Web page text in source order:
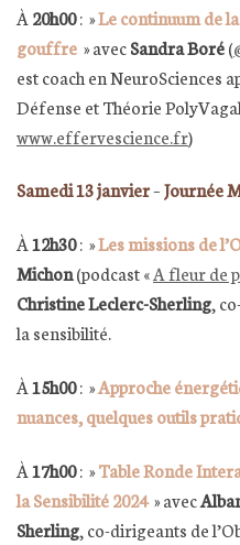
À 20h00: »Le continuum de
gouffre »avecSandra Boré(
est coach en NeuroSciences
Défense et Théorie
www.effervescience.fr)
Samedi 13 janvier–Journée
À 12h30: »Les missions de
Michon(podcast «A fleur de
Christine Leclerc-Sherling,
la sensibilité.
À 15h00: »Approche
nuances, quelques outils
À 17h00: »Table Ronde
la Sensibilité 2024»avec
Sherling, co-dirigeants de